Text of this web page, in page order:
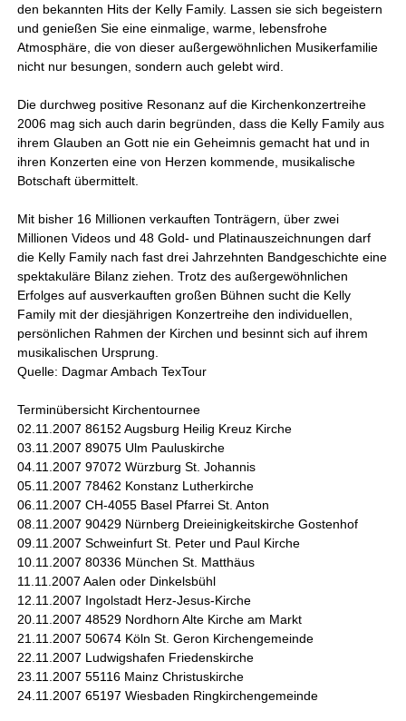
den bekannten Hits der Kelly Family. Lassen sie sich begeistern
und genießen Sie eine einmalige, warme, lebensfrohe
Atmosphäre, die von dieser außergewöhnlichen Musikerfamilie
nicht nur besungen, sondern auch gelebt wird.
Die durchweg positive Resonanz auf die Kirchenkonzertreihe
2006 mag sich auch darin begründen, dass die Kelly Family aus
ihrem Glauben an Gott nie ein Geheimnis gemacht hat und in
ihren Konzerten eine von Herzen kommende, musikalische
Botschaft übermittelt.
Mit bisher 16 Millionen verkauften Tonträgern, über zwei
Millionen Videos und 48 Gold- und Platinauszeichnungen darf
die Kelly Family nach fast drei Jahrzehnten Bandgeschichte eine
spektakuläre Bilanz ziehen. Trotz des außergewöhnlichen
Erfolges auf ausverkauften großen Bühnen sucht die Kelly
Family mit der diesjährigen Konzertreihe den individuellen,
persönlichen Rahmen der Kirchen und besinnt sich auf ihrem
musikalischen Ursprung.
Quelle: Dagmar Ambach TexTour
Terminübersicht Kirchentournee
02.11.2007 86152 Augsburg Heilig Kreuz Kirche
03.11.2007 89075 Ulm Pauluskirche
04.11.2007 97072 Würzburg St. Johannis
05.11.2007 78462 Konstanz Lutherkirche
06.11.2007 CH-4055 Basel Pfarrei St. Anton
08.11.2007 90429 Nürnberg Dreieinigkeitskirche Gostenhof
09.11.2007 Schweinfurt St. Peter und Paul Kirche
10.11.2007 80336 München St. Matthäus
11.11.2007 Aalen oder Dinkelsbühl
12.11.2007 Ingolstadt Herz-Jesus-Kirche
20.11.2007 48529 Nordhorn Alte Kirche am Markt
21.11.2007 50674 Köln St. Geron Kirchengemeinde
22.11.2007 Ludwigshafen Friedenskirche
23.11.2007 55116 Mainz Christuskirche
24.11.2007 65197 Wiesbaden Ringkirchengemeinde